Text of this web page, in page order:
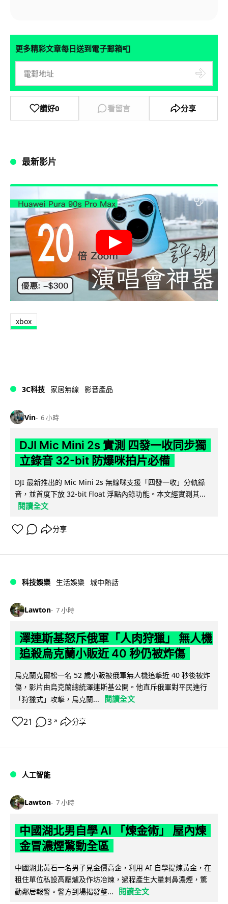
更多精彩文章每日送到電子郵箱📮
讚好0 看留言 分享
最新影片
xbox
3C科技 家居無線 影音產品
Vin 6 小時
DJI Mic Mini 2s 實測 四發一收同步獨
立錄音 32-bit 防爆咪拍片必備
DJI 最新推出的 Mic Mini 2s 無線咪支援「四發一收」分軌錄
音，並首度下放 32-bit Float 浮點內錄功能。本文經實測其...
閱讀全文
分享
科技娛樂 生活娛樂 城中熱話
Lawton 7 小時
澤連斯基怒斥俄軍「人肉狩獵」 無人機
追殺烏克蘭小販近 40 秒仍被炸傷
烏克蘭克爾松一名 52 歲小販被俄軍無人機追擊近 40 秒後被炸
傷，影片由烏克蘭總統澤連斯基公開。他直斥俄軍對平民進行
「狩獵式」攻擊，烏克蘭...
閱讀全文
21 3 ↗ 分享
人工智能
Lawton 7 小時
中國湖北男自學 AI 「煉金術」 屋內煉
金冒濃煙驚動全區
中國湖北黃石一名男子見金價高企，利用 AI 自學提煉黃金，在
租住單位私設高壓爐及作坊冶煉，過程產生大量刺鼻濃煙，驚
動鄰居報警。警方到場揭發整...
閱讀全文